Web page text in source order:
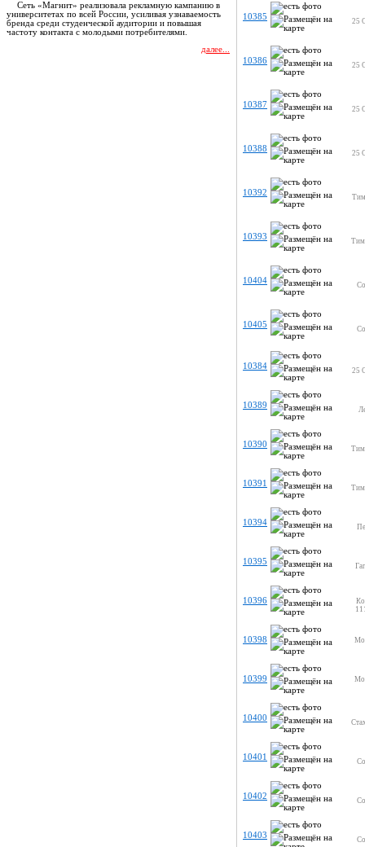
Сеть «Магнит» реализовала рекламную кампанию в
университетах по всей России, усиливая узнаваемость
бренда среди студенческой аудитории и повышая
частоту контакта с молодыми потребителями.
далее...
10385 25
10386 25
10387 25
10388 25
10392
10393
10404
10405
10384 25
10389
10390
10391
10394
10395
10396
10398
10399
10400
10401
10402
10403